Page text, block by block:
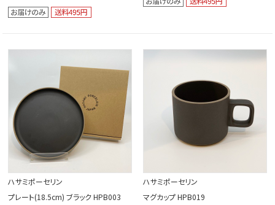
ハサミポーセリン
プレート(18.5cm) ブラック HPB003
ハサミポーセリン
マグカップ HPB019